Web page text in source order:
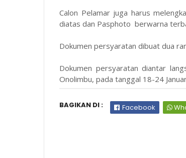
Calon Pelamar juga harus
diatas dan Pasphoto berwarna
Dokumen persyaratan dibuat dua
Dokumen persyaratan diantar
Onolimbu, pada tanggal 18-24
BAGIKAN DI : Facebook